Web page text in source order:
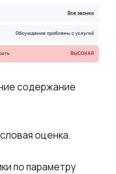
содержание
оценка.
по параметру